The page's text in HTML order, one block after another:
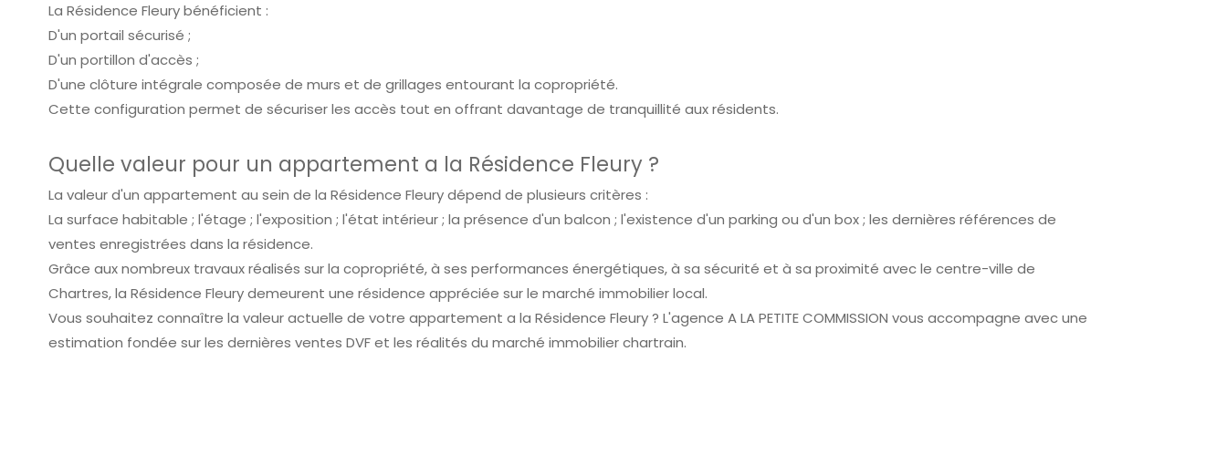
La Résidence Fleury bénéficient :
D'un portail sécurisé ;
D'un portillon d'accès ;
D'une clôture intégrale composée de murs et de grillages entourant la copropriété.
Cette configuration permet de sécuriser les accès tout en offrant davantage de tranquillité aux résidents.
Quelle valeur pour un appartement a la Résidence Fleury ?
La valeur d'un appartement au sein de la Résidence Fleury dépend de plusieurs critères :
La surface habitable ; l'étage ; l'exposition ; l'état intérieur ; la présence d'un balcon ; l'existence d'un parking ou d'un box ; les dernières références de
ventes enregistrées dans la résidence.
Grâce aux nombreux travaux réalisés sur la copropriété, à ses performances énergétiques, à sa sécurité et à sa proximité avec le centre-ville de
Chartres, la Résidence Fleury demeurent une résidence appréciée sur le marché immobilier local.
Vous souhaitez connaître la valeur actuelle de votre appartement a la Résidence Fleury ? L'agence A LA PETITE COMMISSION vous accompagne avec une
estimation fondée sur les dernières ventes DVF et les réalités du marché immobilier chartrain.